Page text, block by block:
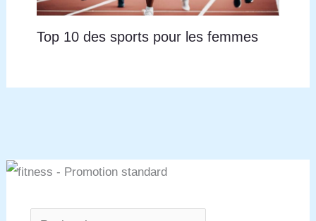
Top 10 des sports pour les femmes